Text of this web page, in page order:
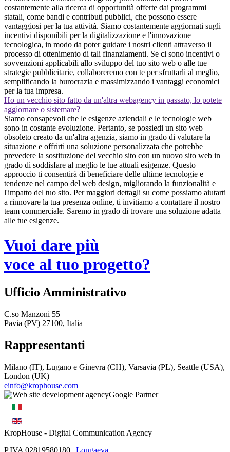
costantemente alla ricerca di opportunità offerte dai programmi
statali, come bandi e contributi pubblici, che possono essere
vantaggiosi per la tua attività. Siamo costantemente aggiornati sugli
incentivi disponibili per la digitalizzazione e l'innovazione
tecnologica, in modo da poter guidare i nostri clienti attraverso il
processo di ottenimento di tali finanziamenti. Se ci sono incentivi o
sovvenzioni applicabili allo sviluppo del tuo sito web o alle tue
strategie pubblicitarie, collaboreremo con te per sfruttarli al meglio,
semplificando la burocrazia e massimizzando i vantaggi economici
per la tua impresa.
Ho un vecchio sito fatto da un'altra webagency in passato, lo potete
aggiornare o sistemare?
Siamo consapevoli che le esigenze aziendali e le tecnologie web
sono in costante evoluzione. Pertanto, se possiedi un sito web
obsoleto creato da un'altra agenzia, siamo in grado di valutare la
situazione e offrirti una soluzione personalizzata che potrebbe
prevedere la sostituzione del vecchio sito con un nuovo sito web in
grado di soddisfare al meglio le tue attuali esigenze. Questo
approccio ti consentirà di beneficiare delle ultime tecnologie e
tendenze nel campo del web design, migliorando la funzionalità e
l'impatto del tuo sito. Per maggiori dettagli su come possiamo aiutarti
a rinnovare la tua presenza online, ti invitiamo a contattare il nostro
team commerciale. Saremo in grado di trovare una soluzione adatta
alle tue esigenze.
Vuoi dare più
voce al tuo progetto?
Ufficio Amministrativo
C.so Manzoni 55
Pavia (PV) 27100, Italia
Rappresentanti
Milano (IT), Lugano e Ginevra (CH), Varsavia (PL), Seattle (USA),
London (UK)
einfo@krophouse.com
KropHouse - Digital Communication Agency
P.IVA 02819580180 | Longaeva